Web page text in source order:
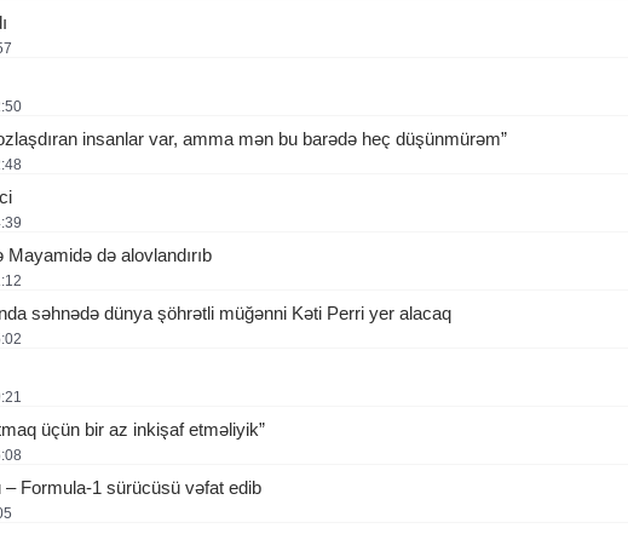
insanlar var, amma mən bu barədə heç düşünmürəm”
Mayamidə də alovlandırıb
səhnədə dünya şöhrətli müğənni Kəti Perri yer alacaq
üçün bir az inkişaf etməliyik”
Formula-1 sürücüsü vəfat edib